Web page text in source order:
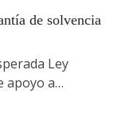
de solvencia
Ley
apoyo a…